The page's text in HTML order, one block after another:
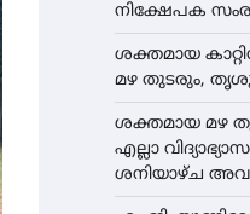
നിക്ഷേപക
ശക്തമായ
മഴ തുടരും,
ശക്തമായ മഴ
എല്ലാ
ശനിയാഴ്ച